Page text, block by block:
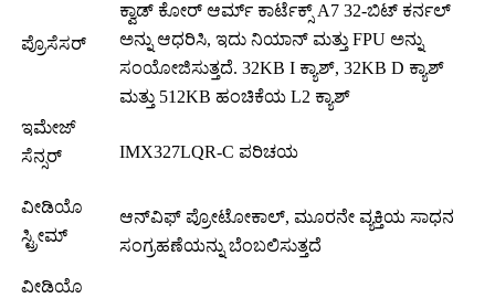
ಪ್ರೊಸೆಸರ್
ಕ್ವಾಡ್ ಕೋರ್ ಆರ್ಮ್ ಕಾರ್ಟೆಕ್ಸ್ A7 32-ಬಿಟ್ ಕರ್ನಲ್
ಅನ್ನು ಆಧರಿಸಿ, ಇದು ನಿಯಾನ್ ಮತ್ತು FPU ಅನ್ನು
ಸಂಯೋಜಿಸುತ್ತದೆ. 32KB I ಕ್ಯಾಶ್, 32KB D ಕ್ಯಾಶ್
ಮತ್ತು 512KB ಹಂಚಿಕೆಯ L2 ಕ್ಯಾಶ್
ಇಮೇಜ್
ಸೆನ್ಸರ್
IMX327LQR-C ಪರಿಚಯ
ವೀಡಿಯೊ
ಸ್ಟ್ರೀಮ್
ಆನ್‌ವಿಫ್ ಪ್ರೋಟೋಕಾಲ್, ಮೂರನೇ ವ್ಯಕ್ತಿಯ ಸಾಧನ
ಸಂಗ್ರಹಣೆಯನ್ನು ಬೆಂಬಲಿಸುತ್ತದೆ
ವೀಡಿಯೊ